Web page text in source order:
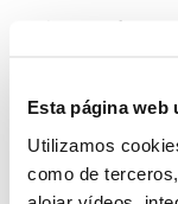
Esta página web
Utilizamos
como de
2
8
15 16